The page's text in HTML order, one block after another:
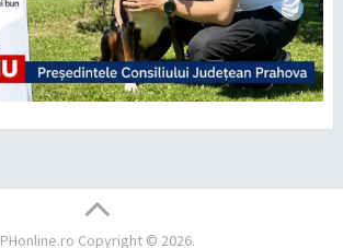
PHonline.ro Copyright © 2026.